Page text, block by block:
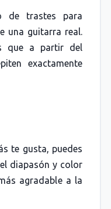
de trastes para
una guitarra real.
que a partir del
exactamente
te gusta, puedes
diapasón y color
agradable a la